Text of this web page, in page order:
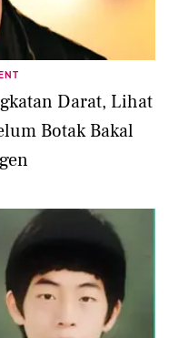
Darat, Lihat
Botak Bakal